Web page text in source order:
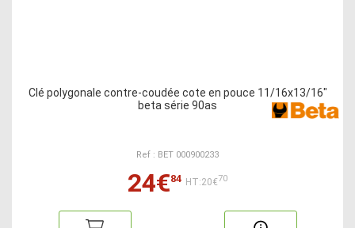
Clé polygonale contre-coudée cote en pouce 11/16x13/16"
beta série 90as
Ref : BET 000900233
24€84 HT:20€70